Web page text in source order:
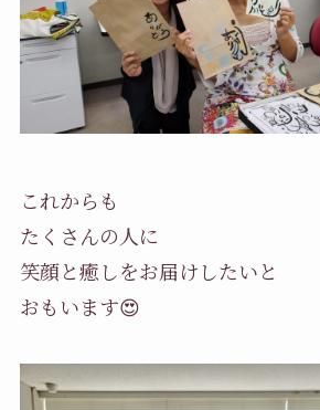
これからも
たくさんの人に
笑顔と癒しをお届けしたいと
おもいます😍